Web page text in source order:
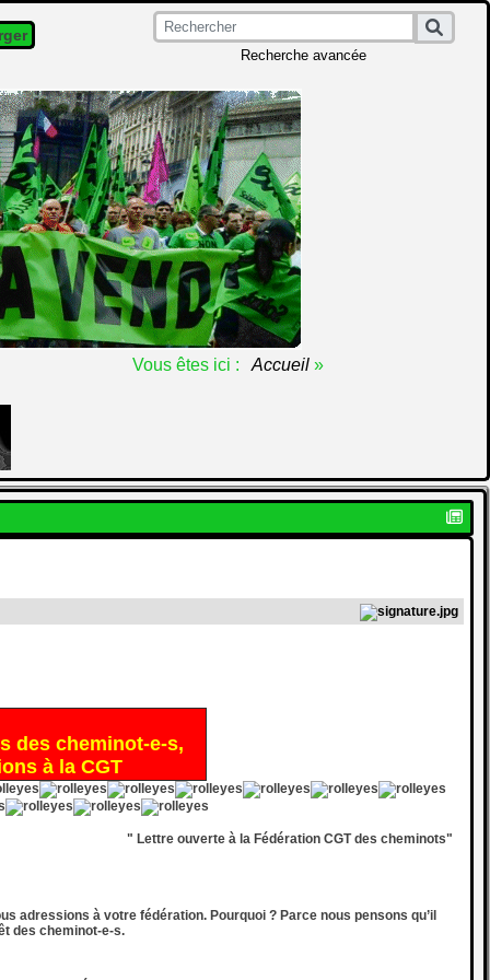
Recherche avancée
Vous êtes ici : Accueil »
des cheminot-e-s,
à la CGT
" Lettre ouverte à la Fédération CGT des cheminots"
adressions à votre fédération. Pourquoi ? Parce nous pensons qu’il
des cheminot-e-s.